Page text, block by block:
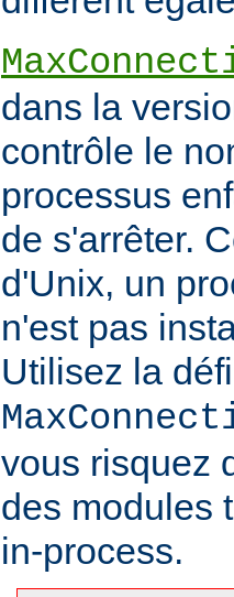
dans la
contrôle le
processus
de s'arrêter.
d'Unix, un
n'est pas
Utilisez la
vous risquez
des modules
in-process.